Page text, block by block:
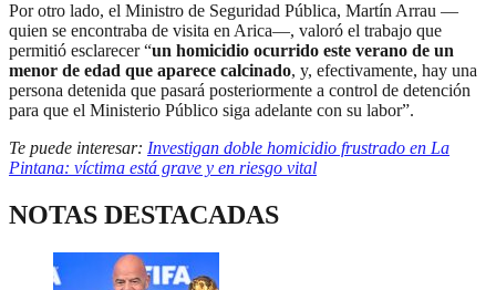
Por otro lado, el Ministro de Seguridad Pública, Martín Arrau —
quien se encontraba de visita en Arica—, valoró el trabajo que
permitió esclarecer “un homicidio ocurrido este verano de un
menor de edad que aparece calcinado, y, efectivamente, hay una
persona detenida que pasará posteriormente a control de detención
para que el Ministerio Público siga adelante con su labor”.
Te puede interesar: Investigan doble homicidio frustrado en La
Pintana: víctima está grave y en riesgo vital
NOTAS DESTACADAS